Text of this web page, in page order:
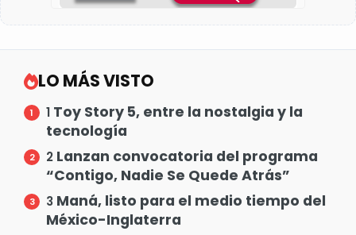
LO MÁS VISTO
1 Toy Story 5, entre la nostalgia y la
tecnología
2 Lanzan convocatoria del programa
“Contigo, Nadie Se Quede Atrás”
3 Maná, listo para el medio tiempo del
México-Inglaterra